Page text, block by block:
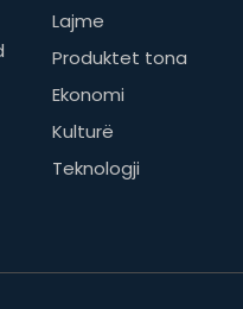
Lajme
Produktet tona
Ekonomi
Kulturë
Teknologji